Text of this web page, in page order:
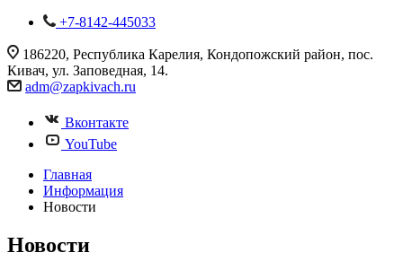
+7-8142-445033
186220, Республика Карелия, Кондопожский район, пос.
Кивач, ул. Заповедная, 14.
adm@zapkivach.ru
Вконтакте
YouTube
Главная
Информация
Новости
Новости